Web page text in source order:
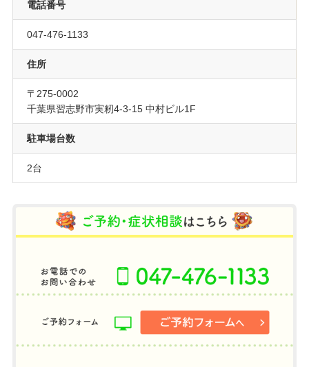
電話番号
047-476-1133
住所
〒275-0002
千葉県習志野市実籾4-3-15 中村ビル1F
駐車場台数
2台